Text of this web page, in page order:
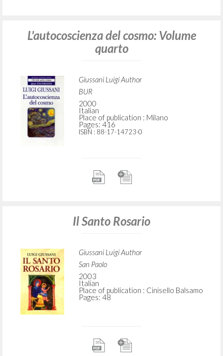
L'autocoscienza del cosmo: Volume
quarto
Giussani Luigi Author
BUR
2000
Italian
Place of publication : Milano
Pages: 416
ISBN : 88-17-14723-0
Il Santo Rosario
Giussani Luigi Author
San Paolo
2003
Italian
Place of publication : Cinisello Balsamo
Pages: 48